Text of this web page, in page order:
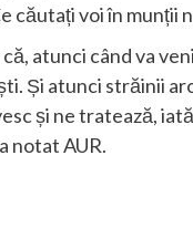
căutați voi în munții
atunci când va
Și atunci străinii
și ne tratează,
notat AUR.